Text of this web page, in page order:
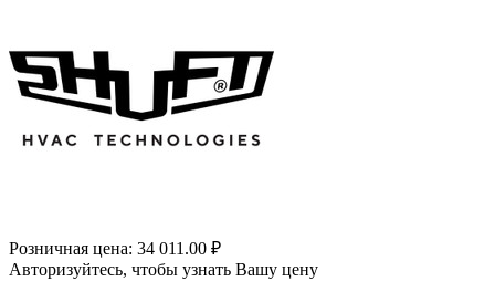
Розничная цена: 34 011.00 ₽
Авторизуйтесь, чтобы узнать Вашу цену